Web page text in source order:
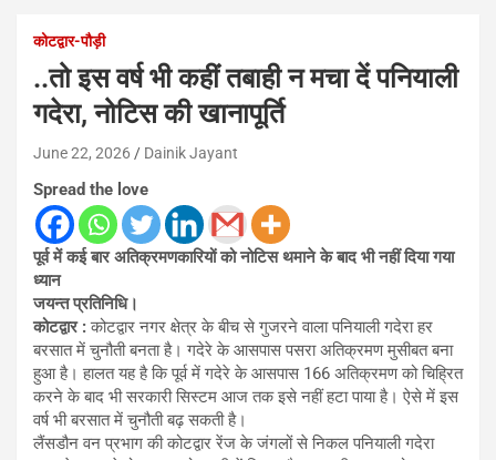
कोटद्वार-पौड़ी
..तो इस वर्ष भी कहीं तबाही न मचा दें पनियाली
गदेरा, नोटिस की खानापूर्ति
June 22, 2026 Dainik Jayant
Spread the love
पूर्व में कई बार अतिक्रमणकारियों को नोटिस थमाने के बाद भी नहीं दिया गया
ध्यान
जयन्त प्रतिनिधि।
कोटद्वार :कोटद्वार नगर क्षेत्र के बीच से गुजरने वाला पनियाली गदेरा हर
बरसात में चुनौती बनता है। गदेरे के आसपास पसरा अतिक्रमण मुसीबत बना
हुआ है। हालत यह है कि पूर्व में गदेरे के आसपास 166 अतिक्रमण को चिह्रित
करने के बाद भी सरकारी सिस्टम आज तक इसे नहीं हटा पाया है। ऐसे में इस
वर्ष भी बरसात में चुनौती बढ़ सकती है।
लैंसडौन वन प्रभाग की कोटद्वार रेंज के जंगलों से निकल पनियाली गदेरा